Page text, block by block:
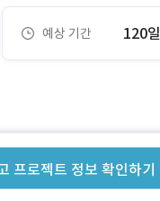
예상 기간 120일
프로젝트 정보 확인하기